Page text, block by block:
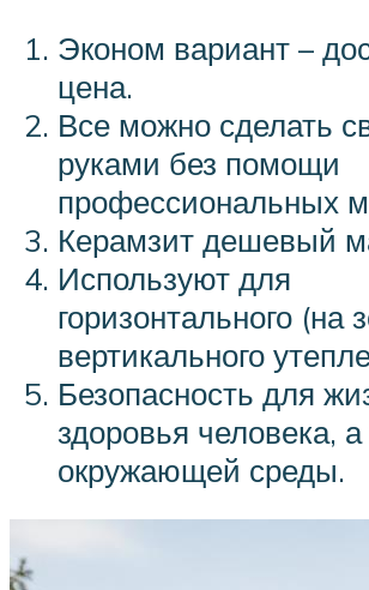
Эконом вариант –
цена.
Все можно сделать
руками без помощи
профессиональных
Керамзит дешевый
Используют для
горизонтального (на
вертикального
Безопасность для
здоровья человека,
окружающей среды.